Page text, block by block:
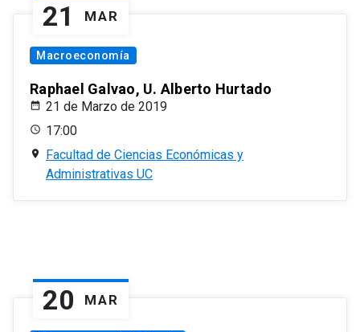
21 MAR
Macroeconomía
Raphael Galvao, U. Alberto Hurtado
21 de Marzo de 2019
17:00
Facultad de Ciencias Económicas y
Administrativas UC
20 MAR